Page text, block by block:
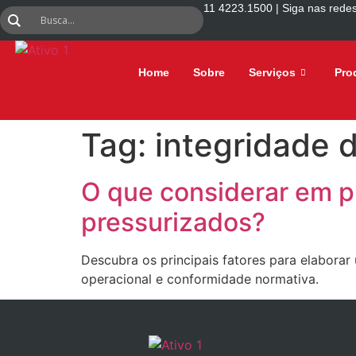
11 4223.1500 | Siga nas
Home Sobre Serviços
Tag: integridade
O que considerar em
pressurizados?
Descubra os principais fatores para
operacional e conformidade normativa.